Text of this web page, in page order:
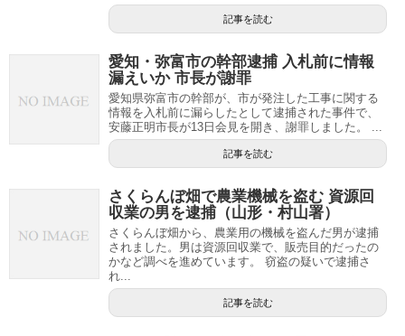
記事を読む
愛知・弥富市の幹部逮捕 入札前に情報
漏えいか 市長が謝罪
愛知県弥富市の幹部が、市が発注した工事に関する
情報を入札前に漏らしたとして逮捕された事件で、
安藤正明市長が13日会見を開き、謝罪しました。 ...
記事を読む
さくらんぼ畑で農業機械を盗む 資源回
収業の男を逮捕（山形・村山署）
さくらんぼ畑から、農業用の機械を盗んだ男が逮捕
されました。男は資源回収業で、販売目的だったの
かなど調べを進めています。 窃盗の疑いで逮捕さ
れ...
記事を読む